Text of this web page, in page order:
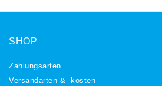
SHOP
Zahlungsarten
Versandarten & -kosten